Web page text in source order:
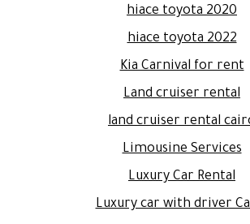
hiace toyota 2020
hiace toyota 2022
Kia Carnival for rent
Land cruiser rental
land cruiser rental
Limousine Services
Luxury Car Rental
Luxury car with driver